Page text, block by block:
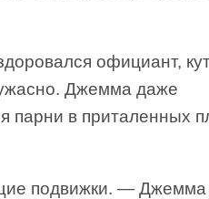
официант,
Джемма даже
парни в приталенных
подвижки. — Джемма